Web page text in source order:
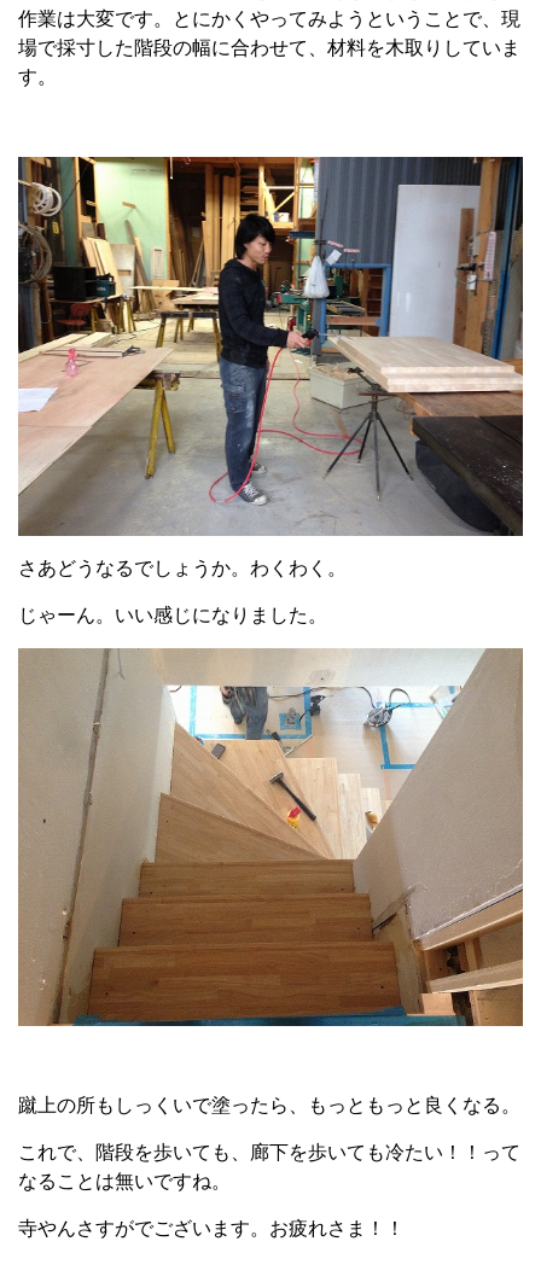
作業は大変です。とにかくやってみようということで、現
場で採寸した階段の幅に合わせて、材料を木取りしていま
す。
さあどうなるでしょうか。わくわく。
じゃーん。いい感じになりました。
蹴上の所もしっくいで塗ったら、もっともっと良くなる。
これで、階段を歩いても、廊下を歩いても冷たい！！って
なることは無いですね。
寺やんさすがでございます。お疲れさま！！